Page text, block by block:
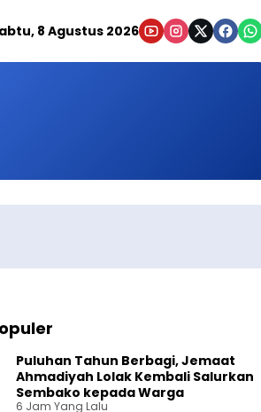
8 Agustus 2026
Puluhan Tahun Berbagi, Jemaat
Ahmadiyah Lolak Kembali Salurkan
Sembako kepada Warga
6 Jam Yang Lalu